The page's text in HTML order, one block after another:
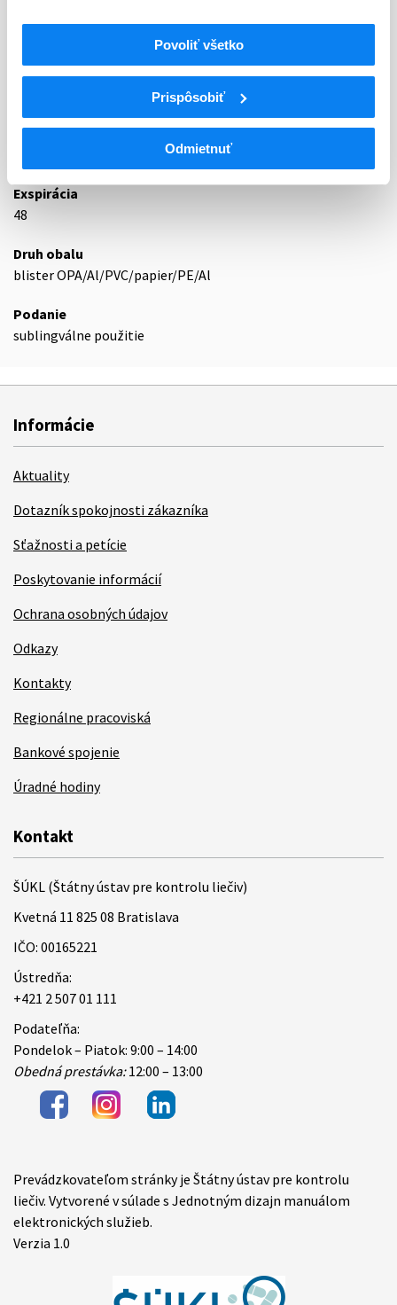
Povoliť všetko
Prispôsobiť
Odmietnuť
N
Iné liečivá na centrálnu nervovú sústavu
N07B
Liečivá na terapiu závislostí
Liečivá na terapiu závislosti od opioidov
Exspirácia
48
Druh obalu
blister OPA/Al/PVC/papier/PE/Al
Podanie
sublingválne použitie
Informácie
Aktuality
Dotazník spokojnosti zákazníka
Sťažnosti a petície
Poskytovanie informácií
Ochrana osobných údajov
Odkazy
Kontakty
Regionálne pracoviská
Bankové spojenie
Úradné hodiny
Kontakt
ŠÚKL (Štátny ústav pre kontrolu liečiv)
Kvetná 11 825 08 Bratislava
IČO: 00165221
Ústredňa:
+421 2 507 01 111
Podateľňa:
Pondelok – Piatok: 9:00 – 14:00
Obedná prestávka:12:00 – 13:00
Items
Prevádzkovateľom stránky je Štátny ústav pre kontrolu
liečiv. Vytvorené v súlade s Jednotným dizajn manuálom
elektronických služieb.
Verzia 1.0